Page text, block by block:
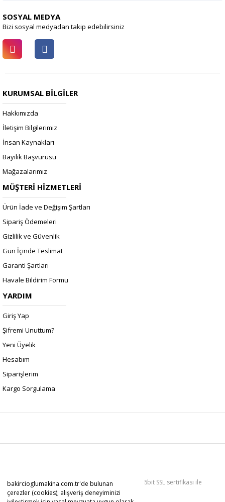
bakircioglumakina.com.tr'de bulunan
çerezler (cookies); alışveriş deneyiminizi
SOSYAL MEDYA
Bizi sosyal medyadan takip edebilirsiniz
KURUMSAL BİLGİLER
Hakkımızda
İletişim Bilgilerimiz
İnsan Kaynakları
Bayilik Başvurusu
Mağazalarımız
MÜŞTERİ HİZMETLERİ
Ürün İade ve Değişim Şartları
Sipariş Ödemeleri
Gizlilik ve Güvenlik
Gün İçinde Teslimat
Garanti Şartları
Havale Bildirim Formu
YARDIM
Giriş Yap
Şifremi Unuttum?
Yeni Üyelik
Hesabım
Siparişlerim
Kargo Sorgulama
Copyright 2022 © Kredi kartı bilgileriniz 256bit SSL sertifikası ile
korunmaktadır.